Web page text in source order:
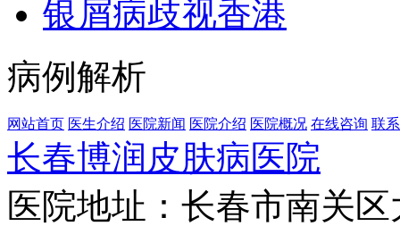
银屑病歧视香港
病例解析
网站首页 医生介绍 医院新闻 医院介绍 医院概况 在线咨询 联
长春博润皮肤病医院
医院地址：长春市南关